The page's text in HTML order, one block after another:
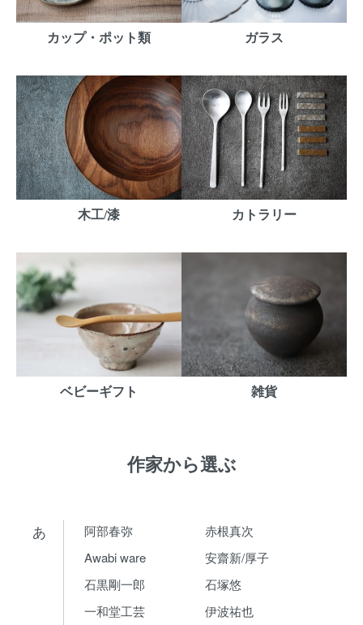
カップ・ポット類 ガラス
木工/漆 カトラリー
ベビーギフト 雑貨
作家から選ぶ
あ 阿部春弥
赤根真次
Awabi ware
安齋新/厚子
石黒剛一郎
石塚悠
一和堂工芸
伊波祐也